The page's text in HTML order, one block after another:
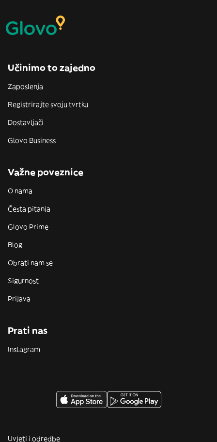
Učinimo to zajedno
Zaposlenja
Registrirajte svoju tvrtku
Dostavljači
Glovo Business
Važne poveznice
O nama
Česta pitanja
Glovo Prime
Blog
Obrati nam se
Sigurnost
Prijava
Prati nas
Instagram
Uvjeti i odredbe